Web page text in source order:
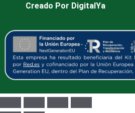
Creado Por DigitalYa